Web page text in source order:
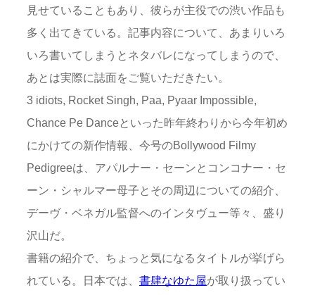
見せていることもあり、彼らが主役での渋い作品も
多く出てきている。記事内容について、あまりいろ
いろ書いてしまうとネタバレになってしまうので、
あとは実際に誌面をご覧いただきたい。
3 idiots, Rocket Singh, Paa, Pyaar Impossible,
Chance Pe Danceといった昨年終わりから今年初め
にかけての新作情報、今号のBollywood Filmy
Pedigreeは、アパルナー・セーンとコンコナー・セ
ーン・シャルマー母子とその周辺についての紹介、
デーヴ・ベネガル監督へのインタヴュー等々、盛り
沢山だ。
書籍の紹介で、ちょっと気になるタイトルが挙げら
れている。日本では、 書肆なゆた屋が取り扱ってい